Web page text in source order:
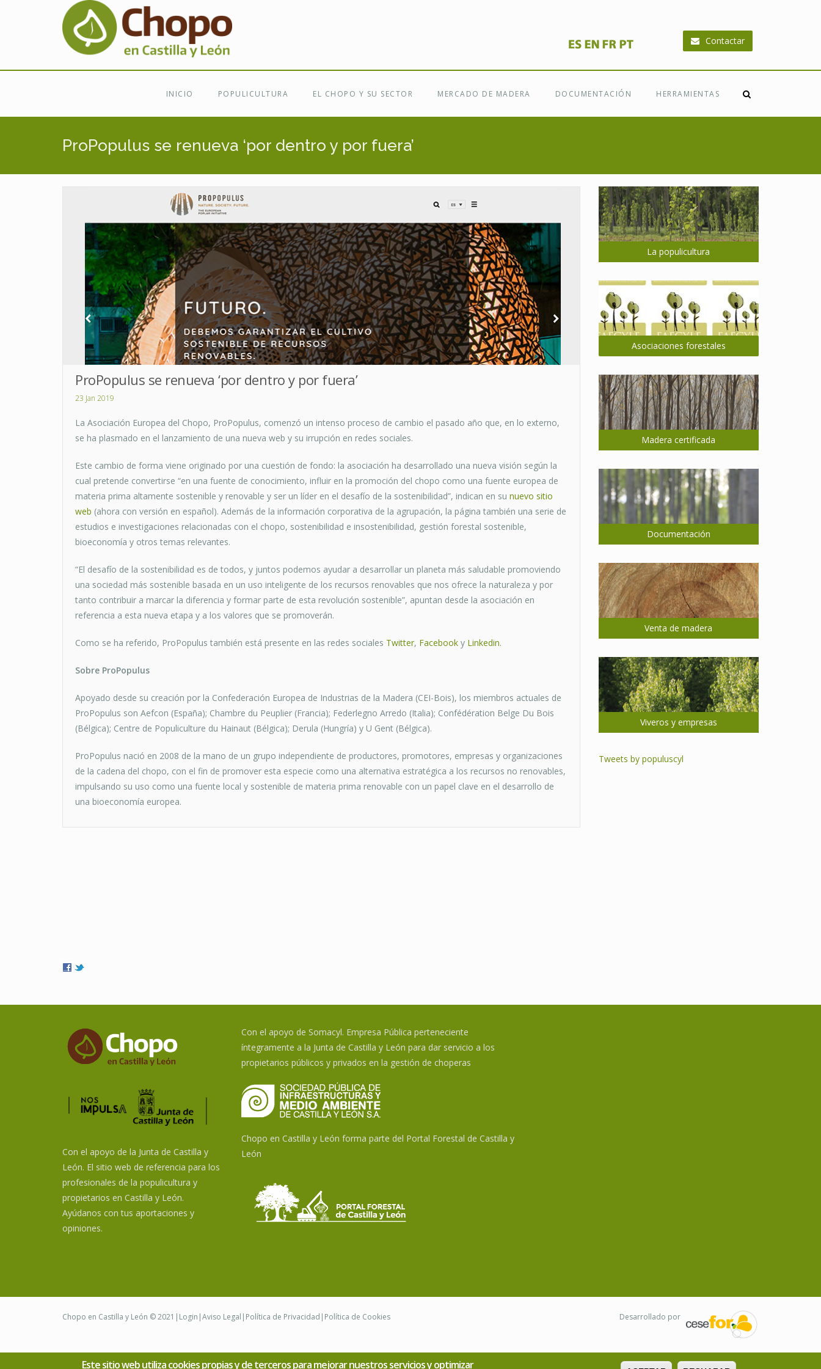
Ir al contenido principal
Contactar
INICIO POPULICULTURA EL CHOPO Y SU SECTOR MERCADO DE MADERA DOCUMENTACIÓN HERRAMIENTAS
ProPopulus se renueva ‘por dentro y por fuera’
ProPopulus se renueva ‘por dentro y por fuera’
23 Jan 2019
La Asociación Europea del Chopo, ProPopulus, comenzó un intenso proceso de cambio el pasado año que, en lo externo,
se ha plasmado en el lanzamiento de una nueva web y su irrupción en redes sociales.
Este cambio de forma viene originado por una cuestión de fondo: la asociación ha desarrollado una nueva visión según la
cual pretende convertirse “en una fuente de conocimiento, influir en la promoción del chopo como una fuente europea de
materia prima altamente sostenible y renovable y ser un líder en el desafío de la sostenibilidad”, indican en su nuevo sitio
web (ahora con versión en español). Además de la información corporativa de la agrupación, la página también una serie de
estudios e investigaciones relacionadas con el chopo, sostenibilidad e insostenibilidad, gestión forestal sostenible,
bioeconomía y otros temas relevantes.
“El desafío de la sostenibilidad es de todos, y juntos podemos ayudar a desarrollar un planeta más saludable promoviendo
una sociedad más sostenible basada en un uso inteligente de los recursos renovables que nos ofrece la naturaleza y por
tanto contribuir a marcar la diferencia y formar parte de esta revolución sostenible”, apuntan desde la asociación en
referencia a esta nueva etapa y a los valores que se promoverán.
Como se ha referido, ProPopulus también está presente en las redes sociales Twitter, Facebook y Linkedin.
Sobre ProPopulus
Apoyado desde su creación por la Confederación Europea de Industrias de la Madera (CEI-Bois), los miembros actuales de
ProPopulus son Aefcon (España); Chambre du Peuplier (Francia); Federlegno Arredo (Italia); Confédération Belge Du Bois
(Bélgica); Centre de Populiculture du Hainaut (Bélgica); Derula (Hungría) y U Gent (Bélgica).
ProPopulus nació en 2008 de la mano de un grupo independiente de productores, promotores, empresas y organizaciones
de la cadena del chopo, con el fin de promover esta especie como una alternativa estratégica a los recursos no renovables,
impulsando su uso como una fuente local y sostenible de materia prima renovable con un papel clave en el desarrollo de
una bioeconomía europea.
La populicultura
Asociaciones forestales
Madera certificada
Documentación
Venta de madera
Viveros y empresas
Tweets by populuscyl
Con el apoyo de la Junta de Castilla y
León. El sitio web de referencia para los
profesionales de la populicultura y
propietarios en Castilla y León.
Ayúdanos con tus aportaciones y
opiniones.
Con el apoyo de Somacyl. Empresa Pública perteneciente
íntegramente a la Junta de Castilla y León para dar servicio a los
propietarios públicos y privados en la gestión de choperas
Chopo en Castilla y León forma parte del Portal Forestal de Castilla y
León
Chopo en Castilla y León © 2021| Login |Aviso Legal | Política de Privacidad | Política de Cookies Desarrollado por
Este sitio web utiliza cookies propias y de terceros para mejorar nuestros servicios y optimizar